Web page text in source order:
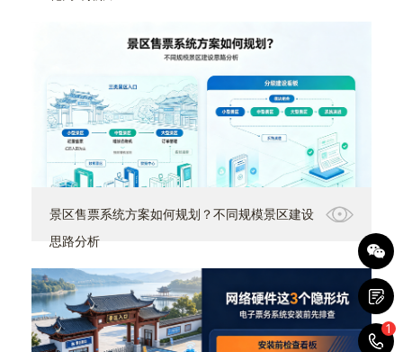
景区售票系统方案如何规划？不同规模景区建设
思路分析
1